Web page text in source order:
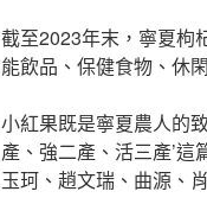
截至2023年末，寧夏枸
能飲品、保健食物、休
小紅果既是寧夏農人的
產、強二產、活三產’
玉珂、趙文瑞、曲源、